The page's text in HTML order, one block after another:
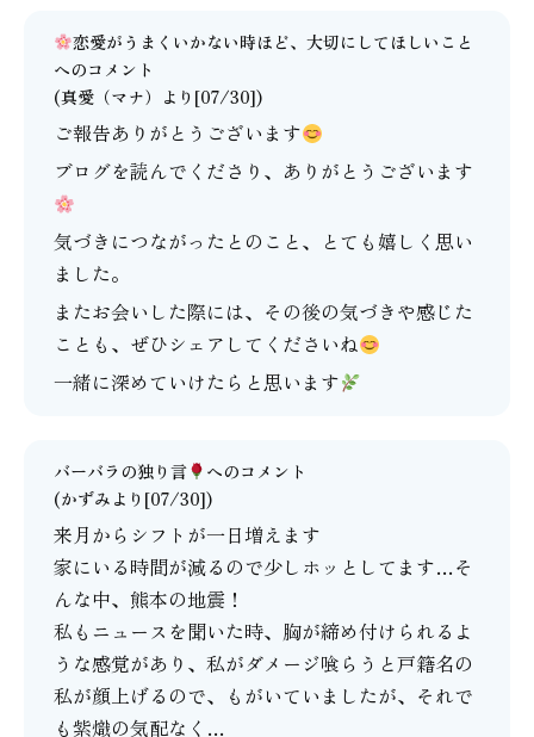
恋愛がうまくいかない時ほど、大切にしてほしいこと
へのコメント
(真愛（マナ） より[07/30])
ご報告ありがとうございます
ブログを読んでくださり、ありがとうございます
気づきにつながったとのこと、とても嬉しく思い
ました。
またお会いした際には、その後の気づきや感じた
ことも、ぜひシェアしてくださいね
一緒に深めていけたらと思います
バーバラの独り言
へのコメント
(かずみより[07/30])
来月からシフトが一日増えます
家にいる時間が減るので少しホッとしてます…そ
んな中、熊本の地震！
私もニュースを聞いた時、胸が締め付けられるよ
うな感覚があり、私がダメージ喰らうと戸籍名の
私が顔上げるので、もがいていましたが、それで
も紫熾の気配なく…